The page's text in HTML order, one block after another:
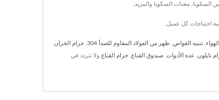
معدات السكوبا والمزيد.
تنبيه الغواص ظهر من الفولاذ المقاوم للصدأ 304 حزام الخزان
نايلون عدة الأدوات صندوق القناع حزام القناع ولا تتردد في